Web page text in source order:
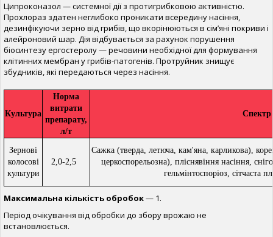
Ципроконазол — системної дії з протигрибковою активністю.
Прохлораз здатен неглибоко проникати всередину насіння,
дезинфікуючи зерно від грибів, що вкорінюються в сім’яні покриви і
алейроновий шар. Дія відбувається за рахунок порушення
біосинтезу ергостеролу — речовини необхідної для формування
клітинних мембран у грибів-патогенів. Протруйник знищує
збудників, які передаються через насіння.
Культура
Норма
витрати
препарату,
л/т
Спектр
Зернові
колосові
культури
2,0-2,5
Сажка (тверда, летюча, кам'яна, карликова),
церкоспорельозна), пліснявіння насіння,
гельмінтоспоріоз, сітчаста
Максимальна кількість обробок— 1.
Період очікування від обробки до збору врожаю не
встановлюється.